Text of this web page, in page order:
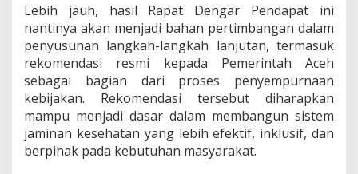
Lebih jauh, hasil Rapat Dengar Pendapat ini
nantinya akan menjadi bahan pertimbangan dalam
penyusunan langkah-langkah lanjutan, termasuk
rekomendasi resmi kepada Pemerintah Aceh
sebagai bagian dari proses penyempurnaan
kebijakan. Rekomendasi tersebut diharapkan
mampu menjadi dasar dalam membangun sistem
jaminan kesehatan yang lebih efektif, inklusif, dan
berpihak pada kebutuhan masyarakat.